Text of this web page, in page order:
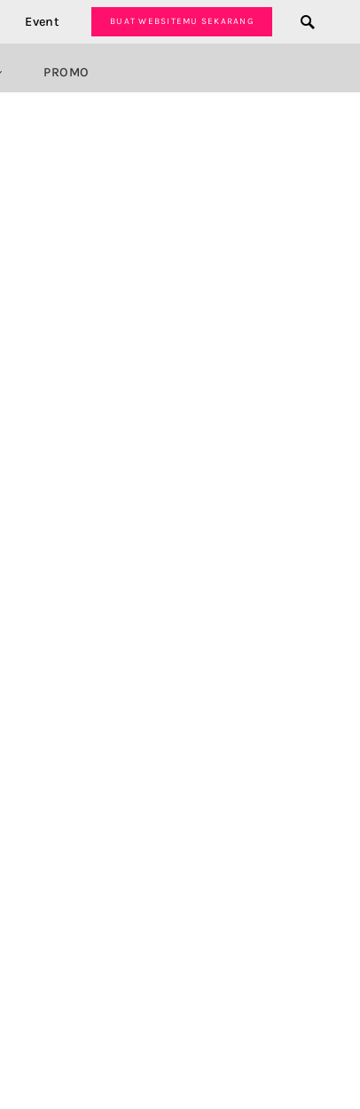
Event BUAT WEBSITEMU SEKARANG
PROMO